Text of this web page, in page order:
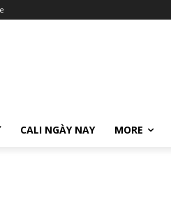
CALI NGÀY NAY MORE